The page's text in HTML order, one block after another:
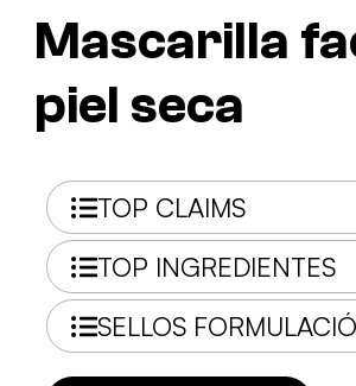
Mascarilla
piel seca
TOP CLAIMS
TOP INGREDIENTES
SELLOS